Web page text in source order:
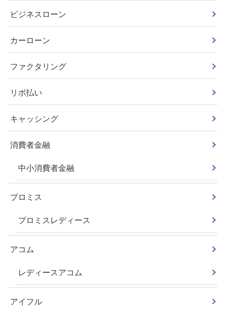
ビジネスローン
カーローン
ファクタリング
リボ払い
キャッシング
消費者金融
中小消費者金融
プロミス
プロミスレディース
アコム
レディースアコム
アイフル